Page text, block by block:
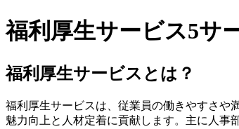
福利厚生サービス5サ
福利厚生サービスとは？
福利厚生サービスは、従業員の働きやすさや
魅力向上と人材定着に貢献します。主に人事